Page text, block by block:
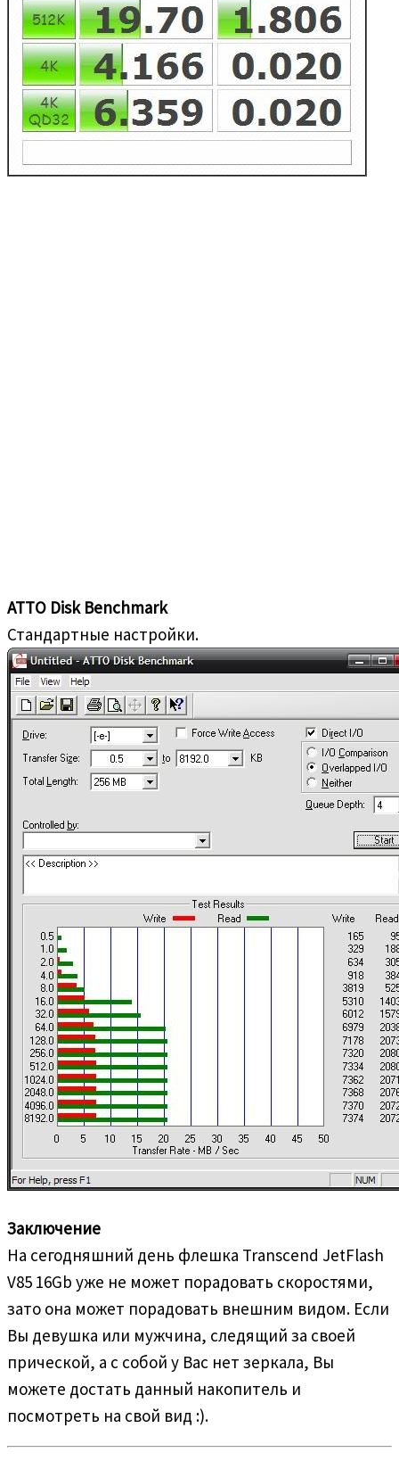
ATTO Disk Benchmark
Стандартные настройки.
Заключение
На сегодняшний день флешка Transcend JetFlash
V85 16Gb уже не может порадовать скоростями,
зато она может порадовать внешним видом. Если
Вы девушка или мужчина, следящий за своей
прической, а с собой у Вас нет зеркала, Вы
можете достать данный накопитель и
посмотреть на свой вид :).